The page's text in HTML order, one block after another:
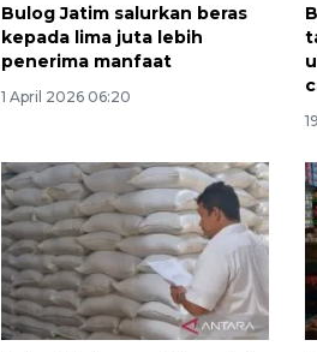
Bulog Jatim salurkan beras
kepada lima juta lebih
penerima manfaat
1 April 2026 06:20